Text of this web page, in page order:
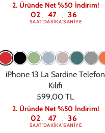
2. Üründe Net %50 İndirim!
02
SAAT: 47
DAKIKA: 36
SANIYE
iPhone 13 La Sardine Telefon
Kılıfı
599,00 TL
2. Üründe Net %50 İndirim!
02
SAAT: 47
DAKIKA: 36
SANIYE